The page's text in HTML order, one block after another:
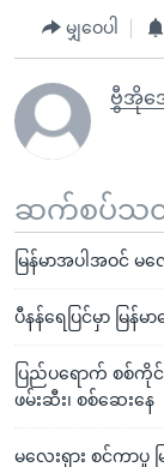
မျှဝေပါ
ဗွီအိုအေ
ဆက်စပ်သတင်
မြန်မာအပါအဝင် မ
ပီနန်ရေပြင်မှာ မြန်
ပြည်ပရောက် စစ်ကို
ဖမ်းဆီး၊ စစ်ဆေးနေ
မလေးရှား စင်ကာပူ